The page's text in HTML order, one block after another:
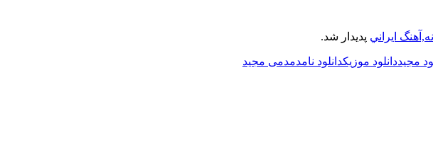
ايراني پدیدار شد.
مجیددانلود موزیکدانلود نامدمدمی مجید